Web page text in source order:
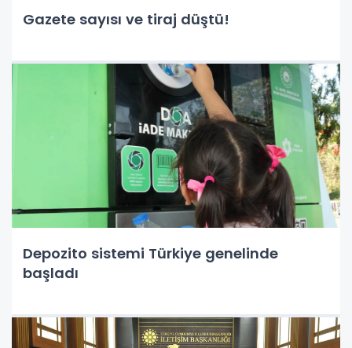
Gazete sayısı ve tiraj düştü!
Depozito sistemi Türkiye genelinde
başladı